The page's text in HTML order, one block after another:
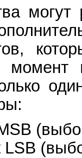
момент
LSB